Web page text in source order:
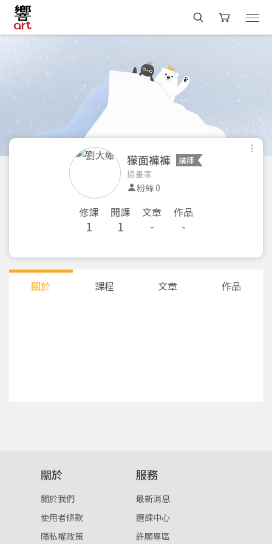
重設密碼
確定
取消
獴面褲褲 講師
插畫家
粉絲 0
修課
1
開課
1
文章
-
作品
-
關於 課程 文章 作品
關於
關於我們
使用者條款
隱私權政策
服務
最新消息
選課中心
許願專區